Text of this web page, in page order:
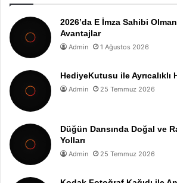
2026’da E İmza Sahibi
Avantajlar
Admin 1 Ağustos 2026
HediyeKutusu ile Ayrıcalıklı
Admin 25 Temmuz 2026
Düğün Dansında Doğal ve
Yolları
Admin 25 Temmuz 2026